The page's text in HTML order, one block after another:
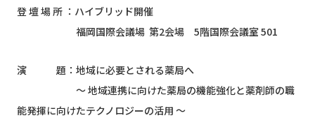
登 壇 場 所 ：ハイブリッド開催
福岡国際会議場 第2会場 5階国際会議室 501
​​​​​​演 題：地域に必要とされる薬局へ
～ 地域連携に向けた薬局の機能強化と薬剤師の職
能発揮に向けたテクノロジーの活用 ～